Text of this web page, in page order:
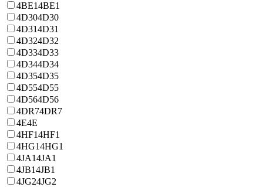
4BE14BE1
4D304D30
4D314D31
4D324D32
4D334D33
4D344D34
4D354D35
4D554D55
4D564D56
4DR74DR7
4E4E
4HF14HF1
4HG14HG1
4JA14JA1
4JB14JB1
4JG24JG2